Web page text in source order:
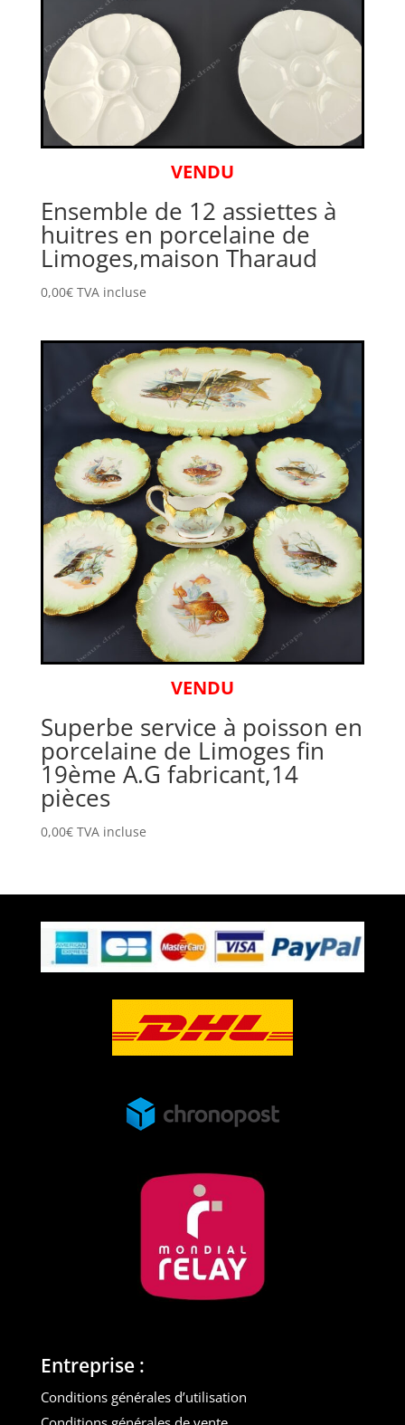
VENDU
Ensemble de 12 assiettes à
huitres en porcelaine de
Limoges,maison Tharaud
0,00€ TVA incluse
VENDU
Superbe service à poisson en
porcelaine de Limoges fin
19ème A.G fabricant,14
pièces
0,00€ TVA incluse
Entreprise :
Conditions générales d’utilisation